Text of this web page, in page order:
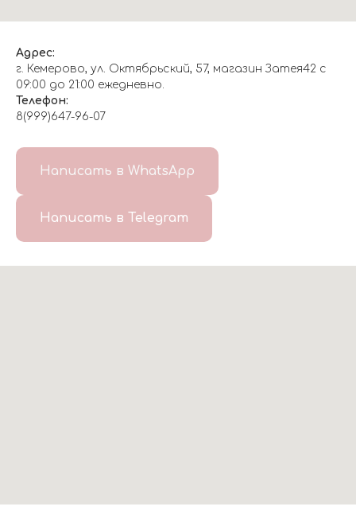
Адрес:
г. Кемерово, ул. Октябрьский, 57, магазин Затея42 с
09:00 до 21:00 ежедневно.
Телефон:
8(999)647-96-07
Написать в WhatsApp
Написать в Telegram